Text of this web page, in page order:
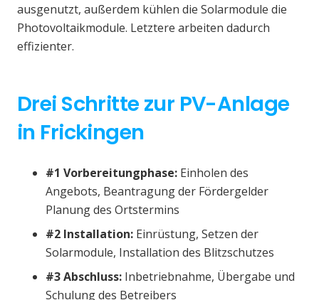
ausgenutzt, außerdem kühlen die Solarmodule die
Photovoltaikmodule. Letztere arbeiten dadurch
effizienter.
Drei Schritte zur PV-Anlage
in Frickingen
#1 Vorbereitungphase: Einholen des
Angebots, Beantragung der Fördergelder
Planung des Ortstermins
#2 Installation: Einrüstung, Setzen der
Solarmodule, Installation des Blitzschutzes
#3 Abschluss: Inbetriebnahme, Übergabe und
Schulung des Betreibers